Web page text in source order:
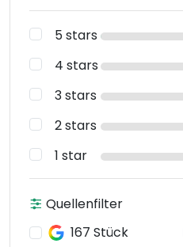
5 stars
4 stars
3 stars
2 stars
1 star
Quellenfilter
167 Stück